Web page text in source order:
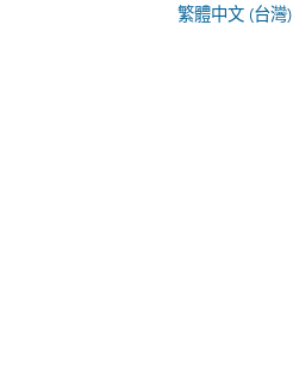
繁體中文 (台灣)